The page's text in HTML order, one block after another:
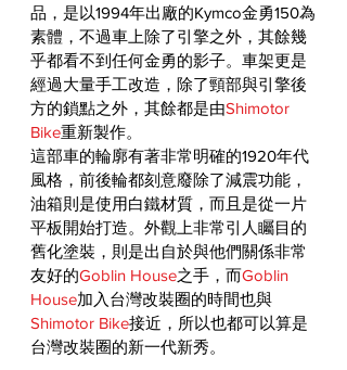
品，是以1994年出廠的Kymco金勇150為
素體，不過車上除了引擎之外，其餘幾
乎都看不到任何金勇的影子。車架更是
經過大量手工改造，除了頸部與引擎後
方的鎖點之外，其餘都是由Shimotor
Bike重新製作。
這部車的輪廓有著非常明確的1920年代
風格，前後輪都刻意廢除了減震功能，
油箱則是使用白鐵材質，而且是從一片
平板開始打造。外觀上非常引人矚目的
舊化塗裝，則是出自於與他們關係非常
友好的Goblin House之手，而Goblin
House加入台灣改裝圈的時間也與
Shimotor Bike接近，所以也都可以算是
台灣改裝圈的新一代新秀。